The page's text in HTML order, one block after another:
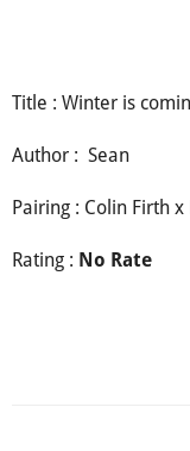
Title : Winter is
Author : Sean
Pairing : Colin Firth
Rating : No Rate